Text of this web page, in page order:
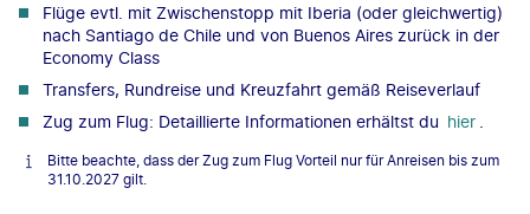
Flüge evtl. mit Zwischenstopp mit Iberia (oder gleichwertig)
nach Santiago de Chile und von Buenos Aires zurück in der
Economy Class
Transfers, Rundreise und Kreuzfahrt gemäß Reiseverlauf
Zug zum Flug: Detaillierte Informationen erhältst du hier
Bitte beachte, dass der Zug zum Flug Vorteil nur für Anreisen bis zum
31.10.2027 gilt.